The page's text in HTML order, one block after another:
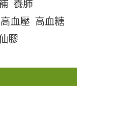
養肺
高血壓 高血糖
膠